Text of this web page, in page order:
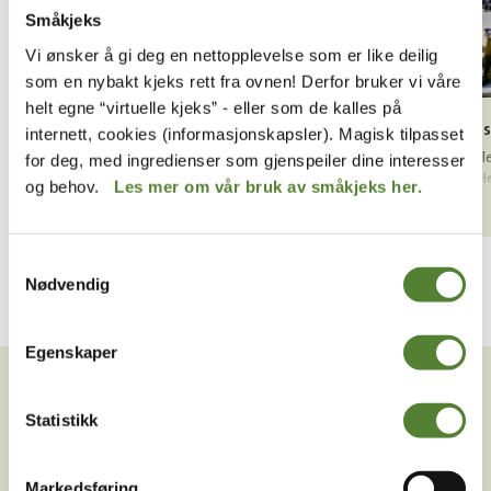
Småkjeks
Vi ønsker å gi deg en nettopplevelse som er like deilig
som en nybakt kjeks rett fra ovnen! Derfor bruker vi våre
helt egne “virtuelle kjeks” - eller som de kalles på
internett, cookies (informasjonskapsler). Magisk tilpasset
for deg, med ingredienser som gjenspeiler dine interesser
og behov. Les mer om vår bruk av småkjeks her.
Nødvendig
Egenskaper
Statistikk
Lekeplass i Hakkebakkeskogen
En herlig
og små.
VIL DU HA NYHETSBREV FRA
Melder du deg på Dyreparkens nyhetsbrev får du